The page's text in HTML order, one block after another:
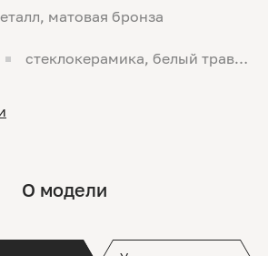
матовая бронза
стеклокерамика, белый травер
О модели